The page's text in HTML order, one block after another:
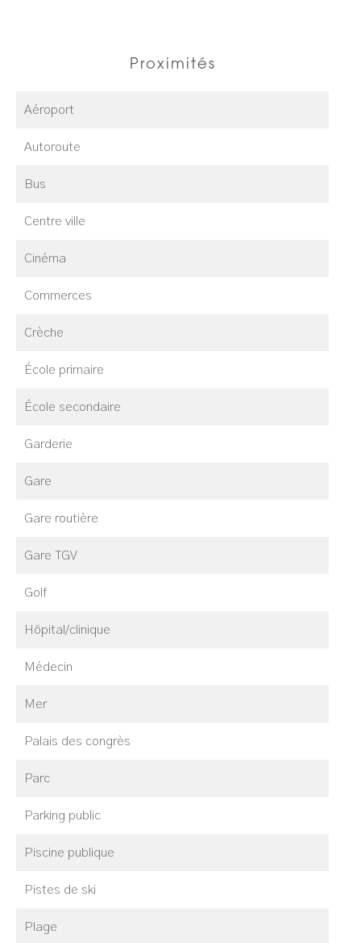
Proximités
Aéroport
Autoroute
Bus
Centre ville
Cinéma
Commerces
Crèche
École primaire
École secondaire
Garderie
Gare
Gare routière
Gare TGV
Golf
Hôpital/clinique
Médecin
Mer
Palais des congrès
Parc
Parking public
Piscine publique
Pistes de ski
Plage